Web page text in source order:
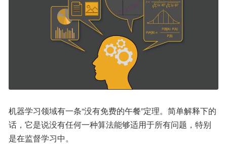
机器学习领域有一条“没有免费的午餐”定理。简单解释下的
话，它是说没有任何一种算法能够适用于所有问题，特别
是在监督学习中。